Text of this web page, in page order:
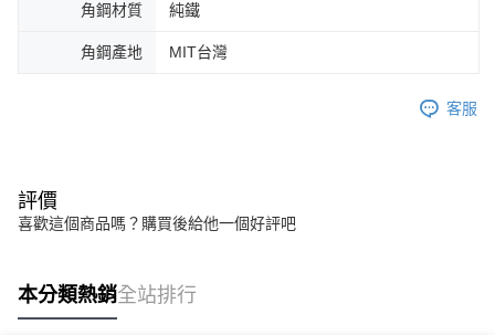
角鋼材質 純鐵
角鋼產地 MIT台灣
客服
評價
喜歡這個商品嗎？購買後給他一個好評吧
本分類熱銷全站排行